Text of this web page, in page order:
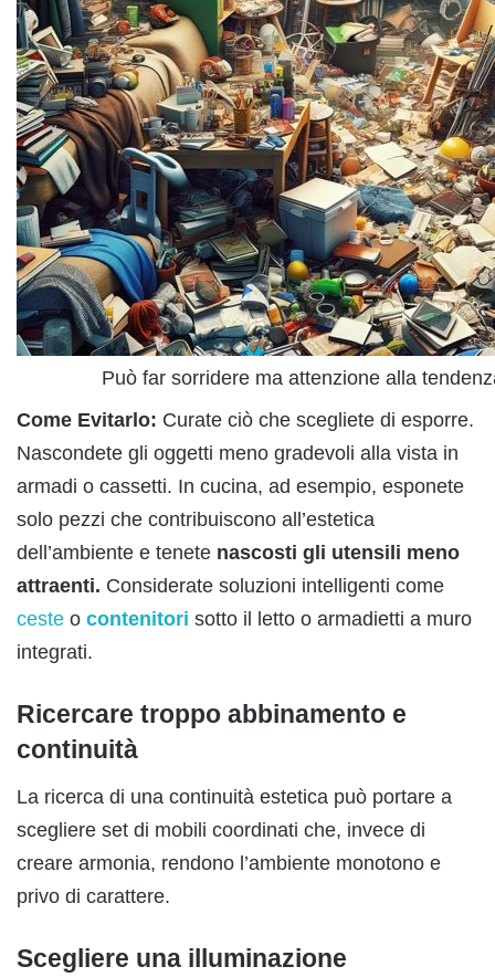
Può far sorridere ma attenzione alla
Come Evitarlo: Curate ciò che scegliete di esporre.
Nascondete gli oggetti meno gradevoli alla vista in
armadi o cassetti. In cucina, ad esempio, esponete
solo pezzi che contribuiscono all’estetica
dell’ambiente e tenete nascosti gli utensili meno
attraenti. Considerate soluzioni intelligenti come
ceste o contenitori sotto il letto o armadietti a muro
integrati.
Ricercare troppo abbinamento e
continuità
La ricerca di una continuità estetica può portare a
scegliere set di mobili coordinati che, invece di
creare armonia, rendono l’ambiente monotono e
privo di carattere.
Scegliere una illuminazione